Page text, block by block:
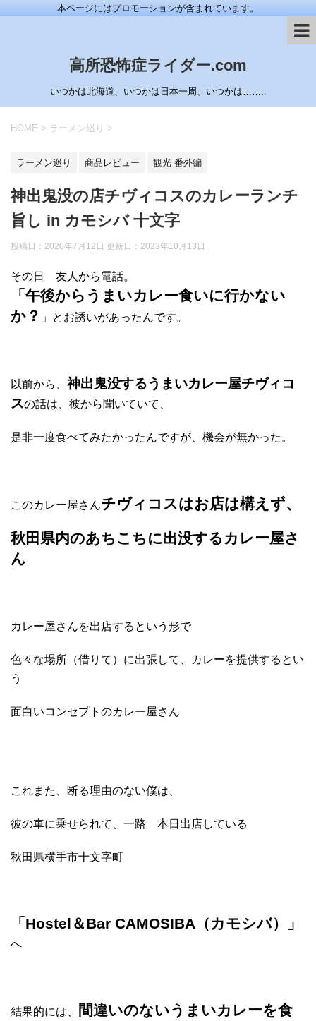
本ページにはプロモーションが含まれています。
高所恐怖症ライダー.com
いつかは北海道、いつかは日本一周、いつかは……..
HOME > ラーメン巡り >
ラーメン巡り 商品レビュー 観光 番外編
神出鬼没の店チヴィコスのカレーランチ
旨し in カモシバ 十文字
投稿日：2020年7月12日 更新日： 2023年10月13日
その日 友人から電話。
「午後からうまいカレー食いに行かない
か？ 」とお誘いがあったんです。
以前から、神出鬼没するうまいカレー屋チヴィコ
スの話は、彼から聞いていて、
是非一度食べてみたかったんですが、機会が無かった。
このカレー屋さんチヴィコスはお店は構えず、
秋田県内のあちこちに出没するカレー屋さ
ん
カレー屋さんを出店するという形で
色々な場所（借りて）に出張して、カレーを提供するとい
う
面白いコンセプトのカレー屋さん
これまた、断る理由のない僕は、
彼の車に乗せられて、一路 本日出店している
秋田県横手市十文字町
「Hostel＆Bar CAMOSIBA（カモシバ）」
へ
結果的には、
間違いのないうまいカレーを食